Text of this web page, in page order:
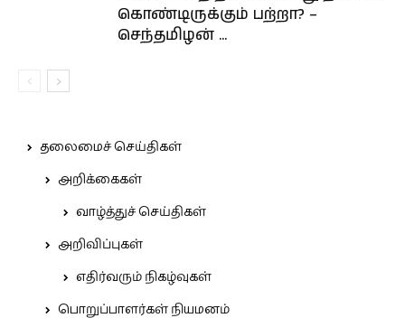
கொண்டிருக்கும் பற்றா? –
செந்தமிழன் ...
தலைமைச் செய்திகள்
அறிக்கைகள்
வாழ்த்துச் செய்திகள்
அறிவிப்புகள்
எதிர்வரும் நிகழ்வுகள்
பொறுப்பாளர்கள் நியமனம்